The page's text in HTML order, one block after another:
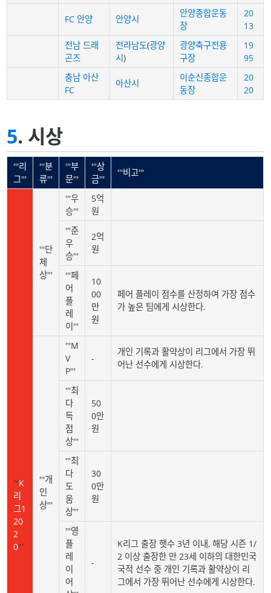
FC 안양 안양시
안양종합운동
장
20
13
전남 드래
곤즈
전라남도(광양
시)
광양축구전용
구장
19
95
충남 아산
FC
아산시
이순신종합운
동장
20
20
5. 시상
'''리
그'''
'''분
류'''
'''부
문'''
'''상
금'''
'''비고'''
'''K
리
그1
20
2
0'''
'''단
체
상'''
'''우
승'''
5억
원
'''준
우
승'''
2억
원
'''페
어
플
레
이'''
10
00
만
원
페어 플레이 점수를 산정하여 가장 점수
가 높은 팀에게 시상한다.
'''개
인
상'''
'''M
V
P'''
-
개인 기록과 활약상이 리그에서 가장 뛰
어난 선수에게 시상한다.
'''최
다
득
점
상'''
50
0만
원
'''최
다
도
움
상'''
30
0만
원
'''영
플
레
이
어
-
K리그 출장 햇수 3년 이내, 해당 시즌 1/
2 이상 출장한 만 23세 이하의 대한민국
국적 선수 중 개인 기록과 활약상이 리
그에서 가장 뛰어난 선수에게 시상한다.